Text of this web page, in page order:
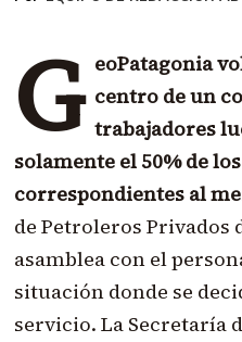
G eoPatagonia
centro de un
trabajadores
solamente el 50% de
correspondientes al
de Petroleros Privados
asamblea con el
situación donde se
servicio. La Secretaría